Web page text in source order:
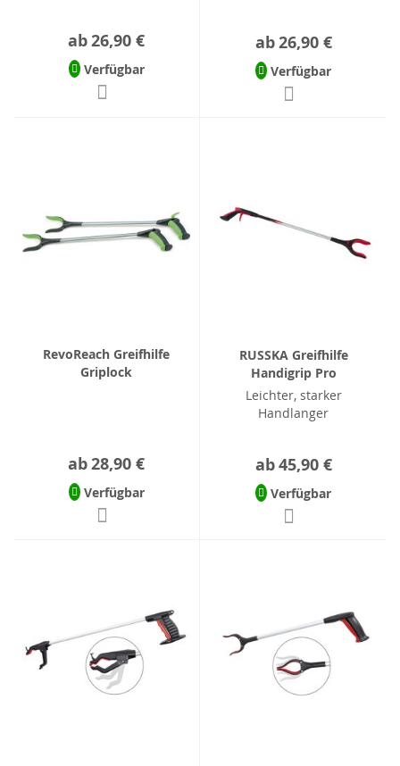
ab26,90 €
Verfügbar
ab26,90 €
Verfügbar
RevoReach Greifhilfe
Griplock
ab28,90 €
Verfügbar
RUSSKA Greifhilfe
Handigrip Pro
Leichter, starker
Handlanger
ab45,90 €
Verfügbar